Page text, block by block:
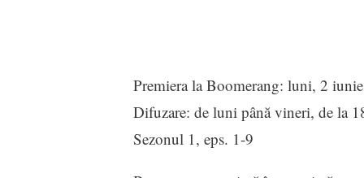
Premiera la Boomerang: luni, 2
Difuzare: de luni până vineri, de la
Sezonul 1, eps. 1-9